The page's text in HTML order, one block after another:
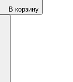
В корзину